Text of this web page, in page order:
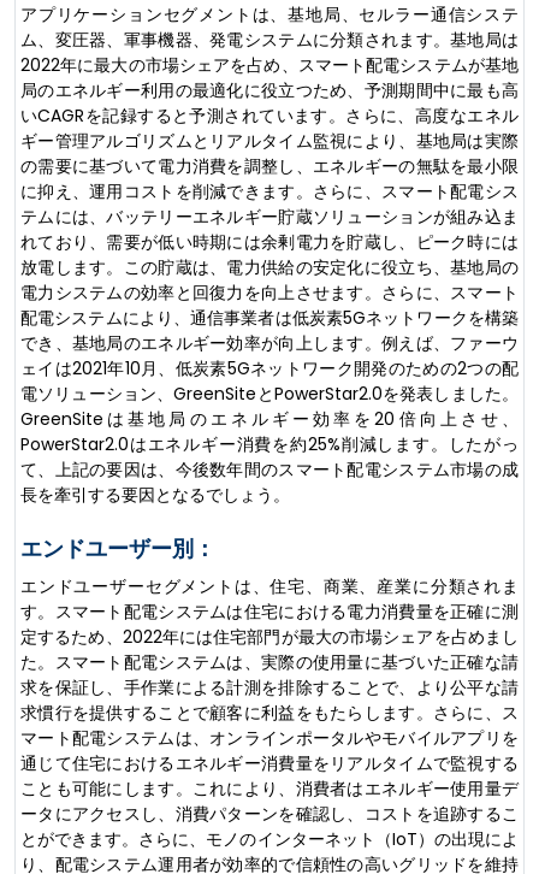
アプリケーションセグメントは、基地局、セルラー通信システ
ム、変圧器、軍事機器、発電システムに分類されます。基地局は
2022年に最大の市場シェアを占め、スマート配電システムが基地
局のエネルギー利用の最適化に役立つため、予測期間中に最も高
いCAGRを記録すると予測されています。さらに、高度なエネル
ギー管理アルゴリズムとリアルタイム監視により、基地局は実際
の需要に基づいて電力消費を調整し、エネルギーの無駄を最小限
に抑え、運用コストを削減できます。さらに、スマート配電シス
テムには、バッテリーエネルギー貯蔵ソリューションが組み込ま
れており、需要が低い時期には余剰電力を貯蔵し、ピーク時には
放電します。この貯蔵は、電力供給の安定化に役立ち、基地局の
電力システムの効率と回復力を向上させます。さらに、スマート
配電システムにより、通信事業者は低炭素5Gネットワ​​ークを構築
でき、基地局のエネルギー効率が向上します。例えば、ファーウ
ェイは2021年10月、低炭素5Gネットワ​​ーク開発のための2つの配
電ソリューション、GreenSiteとPowerStar2.0を発表しました。
GreenSiteは基地局のエネルギー効率を20倍向上させ、
PowerStar2.0はエネルギー消費を約25%削減します。したがっ
て、上記の要因は、今後数年間のスマート配電システム市場の成
長を牽引する要因となるでしょう。
エンドユーザー別：
エンドユーザーセグメントは、住宅、商業、産業に分類されま
す。スマート配電システムは住宅における電力消費量を正確に測
定するため、2022年には住宅部門が最大の市場シェアを占めまし
た。スマート配電システムは、実際の使用量に基づいた正確な請
求を保証し、手作業による計測を排除することで、より公平な請
求慣行を提供することで顧客に利益をもたらします。さらに、ス
マート配電システムは、オンラインポータルやモバイルアプリを
通じて住宅におけるエネルギー消費量をリアルタイムで監視する
ことも可能にします。これにより、消費者はエネルギー使用量デ
ータにアクセスし、消費パターンを確認し、コストを追跡するこ
とができます。さらに、モノのインターネット（IoT）の出現によ
り、配電システム運用者が効率的で信頼性の高いグリッドを維持